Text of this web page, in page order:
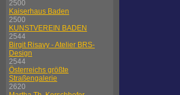
2500
Kaiserhaus Baden
2500
KUNSTVEREIN BADEN
2544
Birgit Risavy - Atelier BRS-
Design
2544
Österreichs größte
Straßengalerie
2620